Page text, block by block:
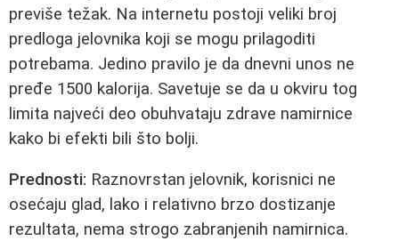
previše težak. Na internetu postoji veliki broj
predloga jelovnika koji se mogu prilagoditi
potrebama. Jedino pravilo je da dnevni unos ne
pređe 1500 kalorija. Savetuje se da u okviru tog
limita najveći deo obuhvataju zdrave namirnice
kako bi efekti bili što bolji.
Prednosti: Raznovrstan jelovnik, korisnici ne
osećaju glad, lako i relativno brzo dostizanje
rezultata, nema strogo zabranjenih namirnica.